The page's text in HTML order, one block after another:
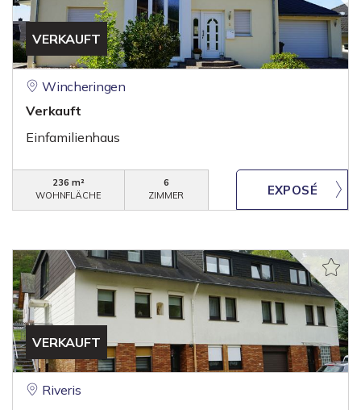
VERKAUFT
Wincheringen
Verkauft
Einfamilienhaus
236 m²
WOHNFLÄCHE
6
ZIMMER
VERKAUFT
Riveris